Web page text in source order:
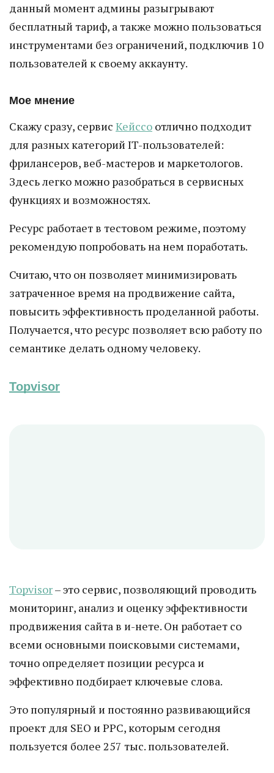
данный момент админы разыгрывают
бесплатный тариф, а также можно пользоваться
инструментами без ограничений, подключив 10
пользователей к своему аккаунту.
Мое мнение
Скажу сразу, сервис Кейссо отлично подходит
для разных категорий IT-пользователей:
фрилансеров, веб-мастеров и маркетологов.
Здесь легко можно разобраться в сервисных
функциях и возможностях.
Ресурс работает в тестовом режиме, поэтому
рекомендую попробовать на нем поработать.
Считаю, что он позволяет минимизировать
затраченное время на продвижение сайта,
повысить эффективность проделанной работы.
Получается, что ресурс позволяет всю работу по
семантике делать одному человеку.
Topvisor
Topvisor– это сервис, позволяющий проводить
мониторинг, анализ и оценку эффективности
продвижения сайта в и-нете. Он работает со
всеми основными поисковыми системами,
точно определяет позиции ресурса и
эффективно подбирает ключевые слова.
Это популярный и постоянно развивающийся
проект для SEO и PPC, которым сегодня
пользуется более 257 тыс. пользователей.